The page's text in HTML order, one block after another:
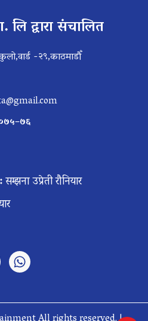
लि द्वारा संचालित
-२९,काठमाडौँ
सम्झना उप्रेती रौनियार